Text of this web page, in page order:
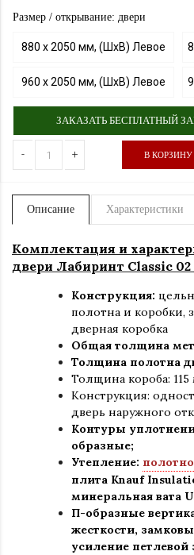
Размер / открывание: двери
880 х 2050 мм, (ШхВ) Левое
960 х 2050 мм, (ШхВ) Левое
ЗАКАЗАТЬ БЕСПЛАТНЫЙ
- + В КОРЗИНУ
Описание Характеристики
Комплектация и
двери Лабиринт Classic 02
Конструкция:
полотна и коробки,
дверная коробка
Общая толщина
Толщина полотна
Толщина короба: 115
Конструкция:
дверь наружного
Контуры
образные;
Утепление:
плита Knauf
минеральная вата U
П-образные
жесткости,
усиление